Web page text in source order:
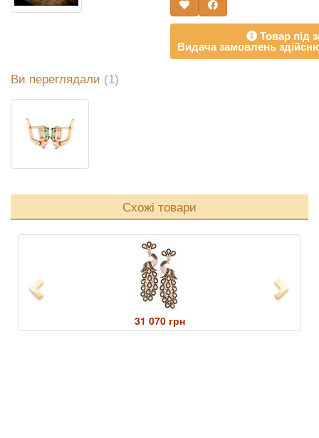
Товар під
Видача замовлень
Ви переглядали (1)
Схожі товари
Previous
31 070 грн
Next